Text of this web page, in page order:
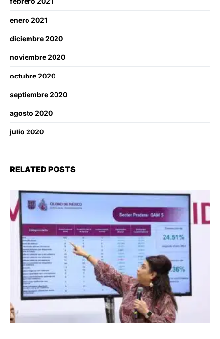
enero 2021
diciembre 2020
noviembre 2020
octubre 2020
septiembre 2020
agosto 2020
julio 2020
RELATED POSTS